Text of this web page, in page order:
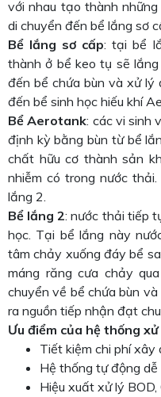
với nhau tạo thành
di chuyển đến bể lắng sơ
Bể lắng sơ cấp: tại bể
thành ở bể keo tụ sẽ
đến bể chứa bùn và xử lý
đến bể sinh học hiếu khí
Bể Aerotank: các vi sinh
định kỳ bằng bùn từ bể
chất hữu cơ thành sản
nhiễm có trong nước
lắng 2.
Bể lắng 2: nước thải tiếp
học. Tại bể lắng này
tâm chảy xuống đáy bể
máng răng cưa chảy
chuyển về bể chứa bùn
ra nguồn tiếp nhận đạt
Ưu điểm của hệ thống
Tiết kiệm chi phí xây
Hệ thống tự động
Hiệu xuất xử lý BOD,